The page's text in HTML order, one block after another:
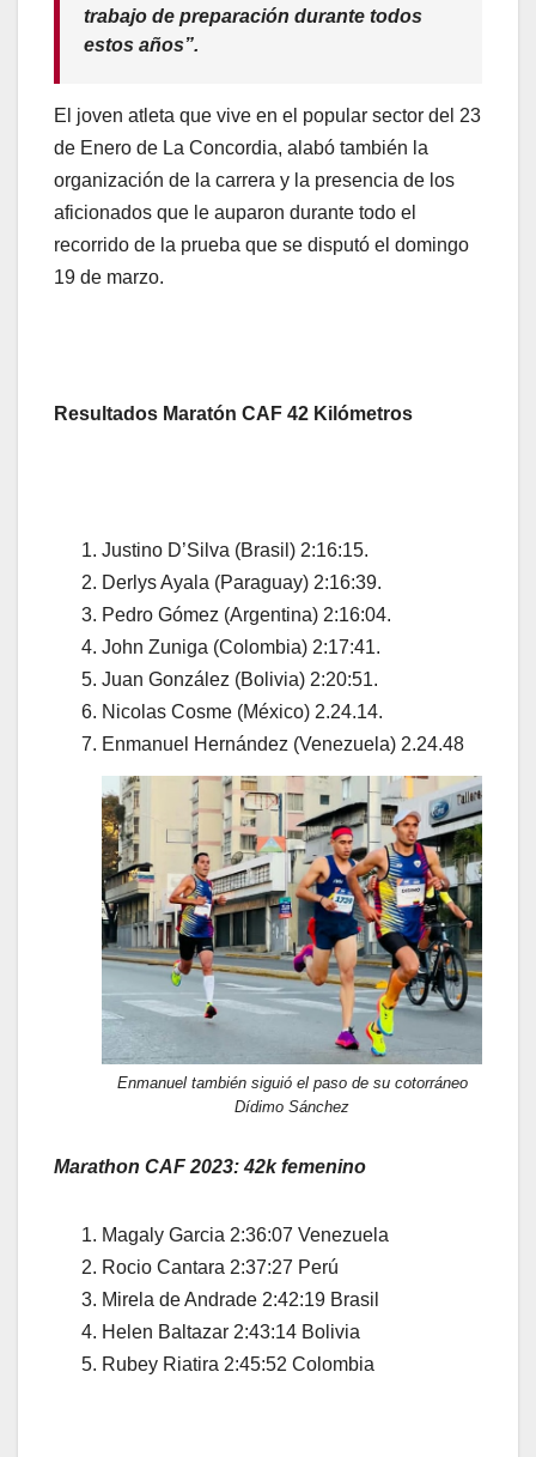
trabajo de preparación durante todos
estos años”.
El joven atleta que vive en el popular sector del 23
de Enero de La Concordia, alabó también la
organización de la carrera y la presencia de los
aficionados que le auparon durante todo el
recorrido de la prueba que se disputó el domingo
19 de marzo.
Resultados Maratón CAF 42 Kilómetros
Justino D’Silva (Brasil) 2:16:15.
Derlys Ayala (Paraguay) 2:16:39.
Pedro Gómez (Argentina) 2:16:04.
John Zuniga (Colombia) 2:17:41.
Juan González (Bolivia) 2:20:51.
Nicolas Cosme (México) 2.24.14.
Enmanuel Hernández (Venezuela) 2.24.48
Enmanuel también siguió el paso de su cotorráneo
Dídimo Sánchez
Marathon CAF 2023: 42k femenino
Magaly Garcia 2:36:07 Venezuela
Rocio Cantara 2:37:27 Perú
Mirela de Andrade 2:42:19 Brasil
Helen Baltazar 2:43:14 Bolivia
Rubey Riatira 2:45:52 Colombia